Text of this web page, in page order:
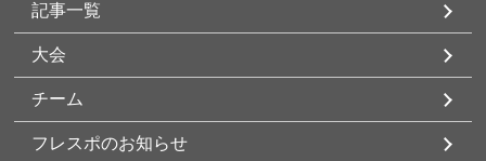
記事一覧
大会
チーム
フレスポのお知らせ